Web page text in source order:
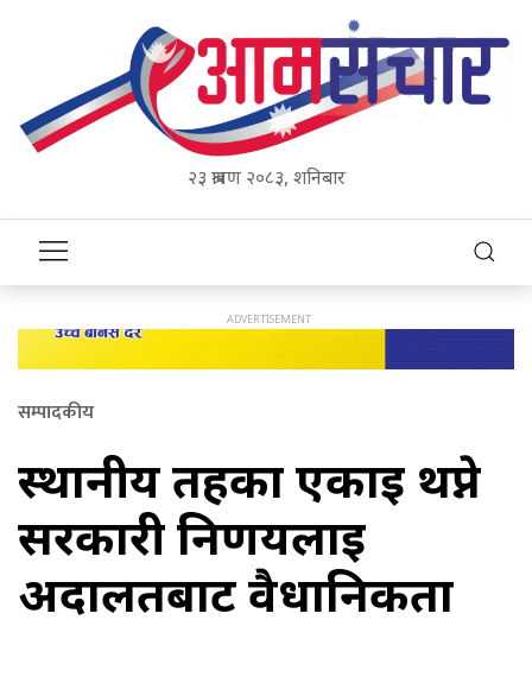
२३ श्रावण २०८३, शनिबार
सम्पादकीय
स्थानीय तहका एकाइ थप्ने
सरकारी निर्णयलाई
अदालतबाट वैधानिकता